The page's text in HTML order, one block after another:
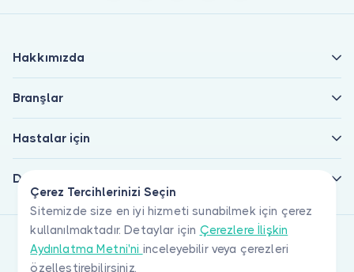
Çerez Tercihlerinizi Seçin
Sitemizde size en iyi hizmeti sunabilmek için çerez
kullanılmaktadır. Detaylar için Çerezlere İlişkin
Aydınlatma Metni'ni inceleyebilir veya çerezleri
özelleştirebilirsiniz.
Hakkımızda
Branşlar
Hastalar için
Doktorlar için